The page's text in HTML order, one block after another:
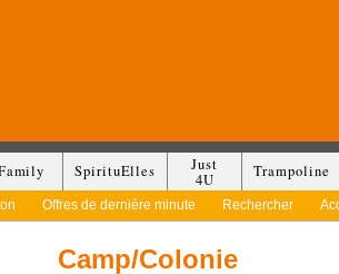
SpirituElles
Just
4U
Trampoline
Offres de dernière minute Rechercher
Camp/Colonie